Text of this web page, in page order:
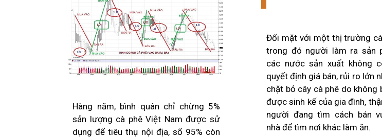
Hàng năm, bình quân chỉ chừng 5%
sản lượng cà phê Việt Nam được sử
dụng để tiêu thụ nội địa, số 95% còn
Đối mặt với một thị trường
trong đó người làm ra sản
các nước sản xuất không
quyết định giá bán, rủi ro lớn
chặt bỏ cây cà phê do không
được sinh kế của gia đình,
người đang tìm cách bán
nhà để tìm nơi khác làm ăn.